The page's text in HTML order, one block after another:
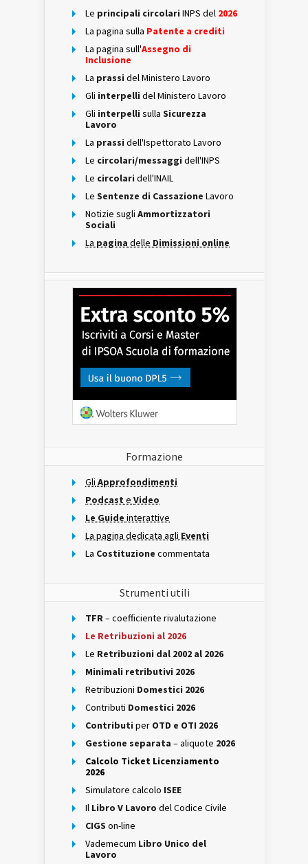
Le principali circolari INPS del 2026
La pagina sulla Patente a crediti
La pagina sull'Assegno di
Inclusione
La prassi del Ministero Lavoro
Gli interpelli del Ministero Lavoro
Gli interpelli sulla Sicurezza
Lavoro
La prassi dell'Ispettorato Lavoro
Le circolari/messaggi dell'INPS
Le circolari dell'INAIL
Le Sentenze di Cassazione Lavoro
Notizie sugli Ammortizzatori
Sociali
La pagina delle Dimissioni online
Formazione
Gli Approfondimenti
Podcast e Video
Le Guide interattive
La pagina dedicata agli Eventi
La Costituzione commentata
Strumenti utili
TFR– coefficiente rivalutazione
Le Retribuzioni al 2026
Le Retribuzioni dal 2002 al 2026
Minimali retributivi 2026
Retribuzioni Domestici 2026
Contributi Domestici 2026
Contributi per OTD e OTI 2026
Gestione separata – aliquote 2026
Calcolo Ticket Licenziamento
2026
Simulatore calcolo ISEE
Il Libro V Lavoro del Codice Civile
CIGS on-line
Vademecum Libro Unico del
Lavoro